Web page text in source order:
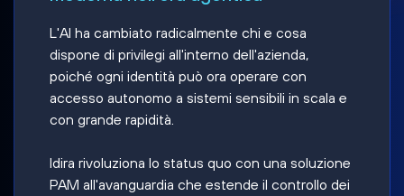
L'AI ha cambiato radicalmente chi e cosa
dispone di privilegi all'interno dell'azienda,
poiché ogni identità può ora operare con
accesso autonomo a sistemi sensibili in scala e
con grande rapidità.
Idira rivoluziona lo status quo con una soluzione
PAM all'avanguardia che estende il controllo dei